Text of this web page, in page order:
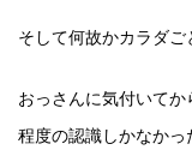
そして何故かカラダご
おっさんに気付いてか
程度の認識しかなかっ